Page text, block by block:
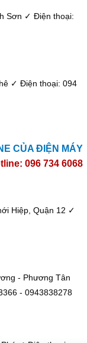
Sơn ✓ Điện thoại:
✓ Điện thoại: 094
CỦA ĐIỆN MÁY
096 734 6068
Hiệp, Quận 12 ✓
- Phương Tân
- 0943838278